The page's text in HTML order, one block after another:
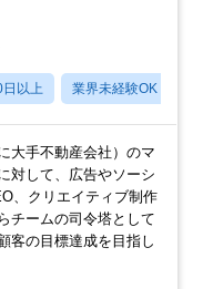
以上 業界未経験OK
大手不動産会社）のマ
対して、広告やソーシ
、クリエイティブ制作
チームの司令塔として
客の目標達成を目指し